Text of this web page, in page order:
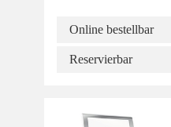
Online bestellbar
Reservierbar